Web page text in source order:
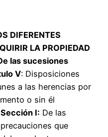
DIFERENTES
LA PROPIEDAD
las sucesiones
V: Disposiciones
a las herencias por
o sin él
Sección I: De las
precauciones que